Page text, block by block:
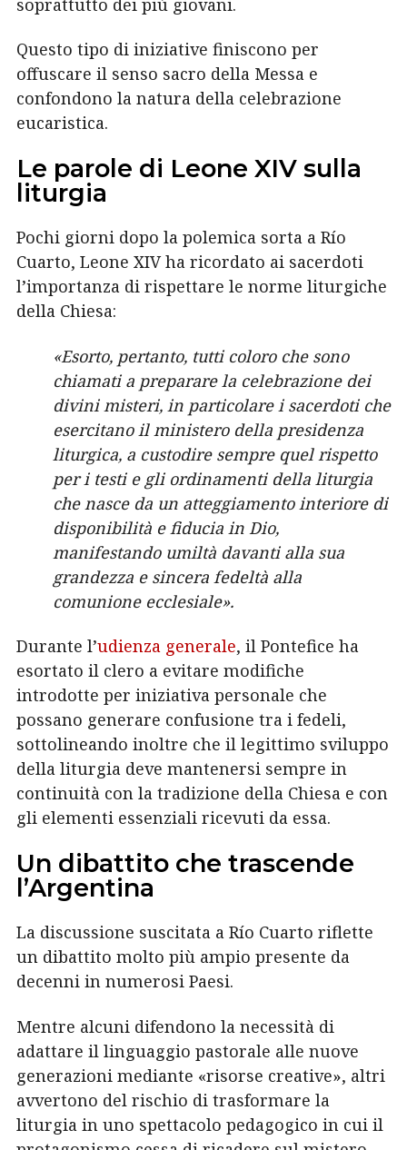
soprattutto dei più giovani.
Questo tipo di iniziative finiscono per
offuscare il senso sacro della Messa e
confondono la natura della celebrazione
eucaristica.
Le parole di Leone XIV sulla
liturgia
Pochi giorni dopo la polemica sorta a Río
Cuarto, Leone XIV ha ricordato ai sacerdoti
l’importanza di rispettare le norme liturgiche
della Chiesa:
«Esorto, pertanto, tutti coloro che sono
chiamati a preparare la celebrazione dei
divini misteri, in particolare i sacerdoti che
esercitano il ministero della presidenza
liturgica, a custodire sempre quel rispetto
per i testi e gli ordinamenti della liturgia
che nasce da un atteggiamento interiore di
disponibilità e fiducia in Dio,
manifestando umiltà davanti alla sua
grandezza e sincera fedeltà alla
comunione ecclesiale».
Durante l’udienza generale, il Pontefice ha
esortato il clero a evitare modifiche
introdotte per iniziativa personale che
possano generare confusione tra i fedeli,
sottolineando inoltre che il legittimo sviluppo
della liturgia deve mantenersi sempre in
continuità con la tradizione della Chiesa e con
gli elementi essenziali ricevuti da essa.
Un dibattito che trascende
l’Argentina
La discussione suscitata a Río Cuarto riflette
un dibattito molto più ampio presente da
decenni in numerosi Paesi.
Mentre alcuni difendono la necessità di
adattare il linguaggio pastorale alle nuove
generazioni mediante «risorse creative», altri
avvertono del rischio di trasformare la
liturgia in uno spettacolo pedagogico in cui il